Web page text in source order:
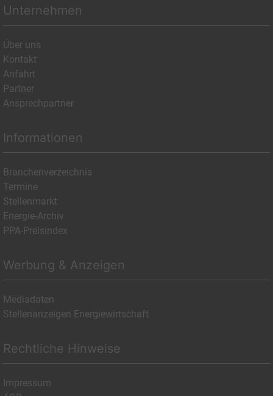
Unternehmen
Über uns
Kontakt
Anfahrt
Partner
Ansprechpartner
Informationen
Branchenverzeichnis
Termine
Stellenmarkt
Energie-Archiv
PPA-Preisindex
Werbung & Anzeigen
Mediadaten
Stellenanzeigen Energiewirtschaft
Rechtliche Hinweise
Impressum